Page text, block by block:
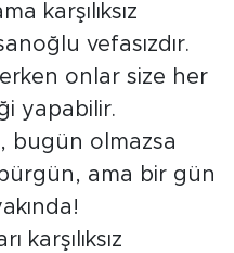
karşılıksız
vefasızdır.
onlar size her
yapabilir.
bugün olmazsa
ama bir gün
karşılıksız